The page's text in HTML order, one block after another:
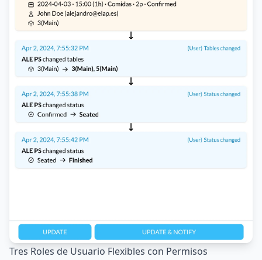
Tres Roles de Usuario Flexibles con Permisos